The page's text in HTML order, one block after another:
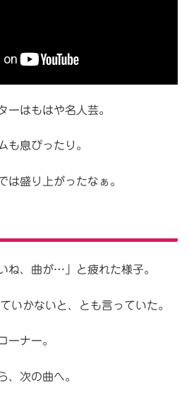
ーはもはや名人芸。
も息ぴったり。
は盛り上がったなぁ。
ね、曲が…」と疲れた様子。
いかないと、とも言っていた。
ーナー。
、次の曲へ。